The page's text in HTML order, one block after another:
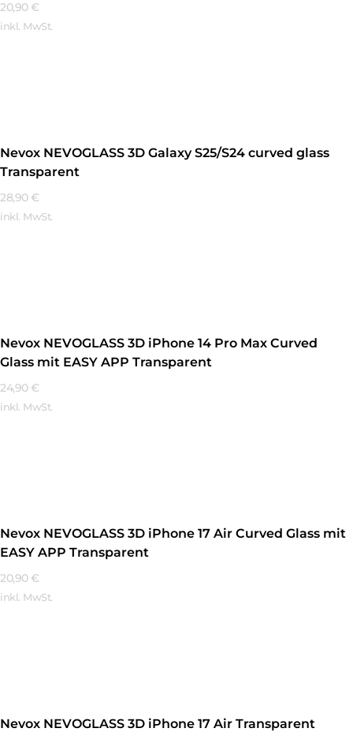
20,90 €
inkl. MwSt.
Nevox NEVOGLASS 3D Galaxy S25/S24 curved glass
Transparent
28,90 €
inkl. MwSt.
Nevox NEVOGLASS 3D iPhone 14 Pro Max Curved
Glass mit EASY APP Transparent
24,90 €
inkl. MwSt.
Nevox NEVOGLASS 3D iPhone 17 Air Curved Glass mit
EASY APP Transparent
20,90 €
inkl. MwSt.
Nevox NEVOGLASS 3D iPhone 17 Air Transparent